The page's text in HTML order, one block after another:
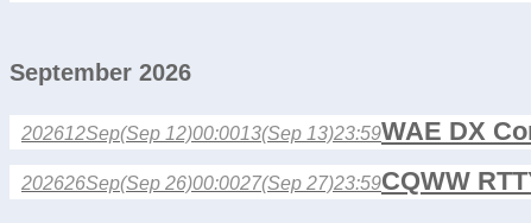
September 2026
202612Sep(Sep 12)00:0013(Sep 13)23:59WAE DX
202626Sep(Sep 26)00:0027(Sep 27)23:59CQWW